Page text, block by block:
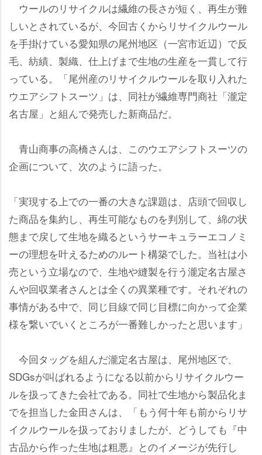
ウールのリサイクルは繊維の長さが短く、再生が難
しいとされているが、今回古くからリサイクルウール
を手掛けている愛知県の尾州地区（一宮市近辺）で反
毛、紡績、製織、仕上げまで生地の生産を一貫して行
っている。「尾州産のリサイクルウールを取り入れた
ウエアシフトスーツ」は、同社が繊維専門商社「瀧定
名古屋」と組んで発売した新商品だ。
青山商事の高橋さんは、このウエアシフトスーツの
企画について、次のように語った。
「実現する上での一番の大きな課題は、店頭で回収し
た商品を集約し、再生可能なものを判別して、綿の状
態まで戻して生地を織るというサーキュラーエコノミ
ーの理想を叶えるためのルート構築でした。当社は小
売という立場なので、生地や縫製を行う瀧定名古屋さ
んや回収業者さんとは全くの異業種です。それぞれの
事情がある中で、同じ目線で同じ目標に向かって企業
様を繋いでいくところが一番難しかったと思います」
今回タッグを組んだ瀧定名古屋は、尾州地区で、
SDGsが叫ばれるようになる以前からリサイクルウー
ルを扱ってきた会社である。同社で生地から製品化ま
でを担当した金田さんは、「もう何十年も前からリサ
イクルウールを扱っておりましたが、どうしても『中
古品から作った生地は粗悪』とのイメージが先行し